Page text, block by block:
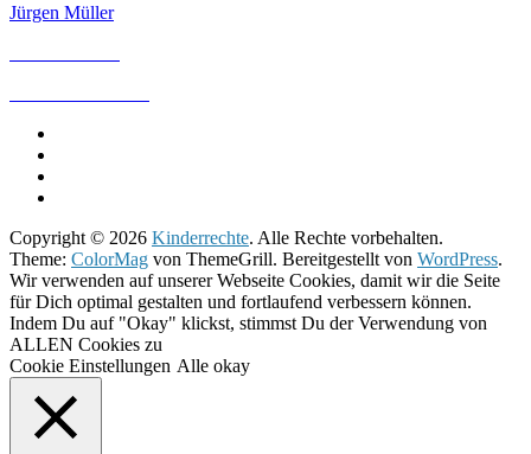
Jürgen Müller
Copyright © 2026 Kinderrechte. Alle Rechte vorbehalten.
Theme: ColorMag von ThemeGrill. Bereitgestellt von WordPress.
Wir verwenden auf unserer Webseite Cookies, damit wir die Seite
für Dich optimal gestalten und fortlaufend verbessern können.
Indem Du auf "Okay" klickst, stimmst Du der Verwendung von
ALLEN Cookies zu
Cookie Einstellungen Alle okay